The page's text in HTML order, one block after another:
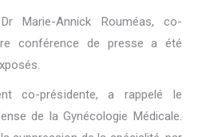
Marie-Annick Rouméas, co-
conférence de presse a été
co-présidente, a rappelé le
de la Gynécologie Médicale.